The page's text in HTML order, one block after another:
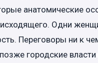
анатомические
Одни
Переговоры ни к
городские